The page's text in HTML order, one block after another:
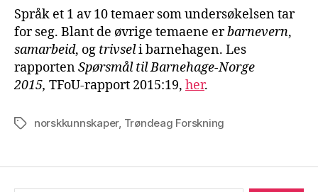
Språk et 1 av 10 temaer som undersøkelsen tar
for seg. Blant de øvrige temaene erbarnevern,
samarbeid, og trivseli barnehagen. Les
rapportenSpørsmål til Barnehage-Norge
2015, TFoU-rapport 2015:19, her.
Stikkordnorskkunnskaper, Trøndeag Forskning